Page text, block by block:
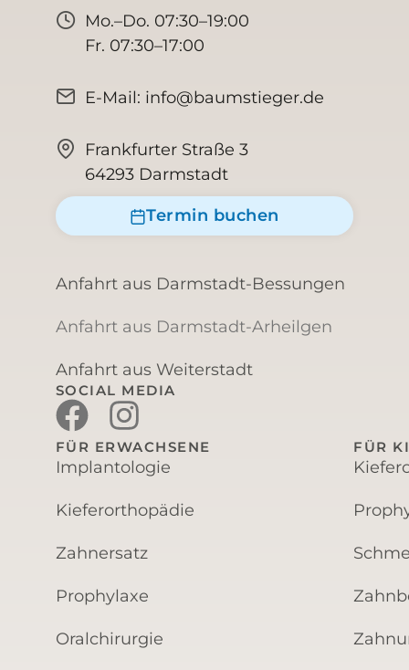
Mo.–Do. 07:30–19:00
Fr. 07:30–17:00
E-Mail: info@baumstieger.de
Frankfurter Straße 3
64293 Darmstadt
Termin buchen
Anfahrt aus Darmstadt-Bessungen
Anfahrt aus Darmstadt-Arheilgen
Anfahrt aus Weiterstadt
SOCIAL MEDIA
FÜR ERWACHSENE
Implantologie
Kieferorthopädie
Zahnersatz
Prophylaxe
Oralchirurgie
FÜR